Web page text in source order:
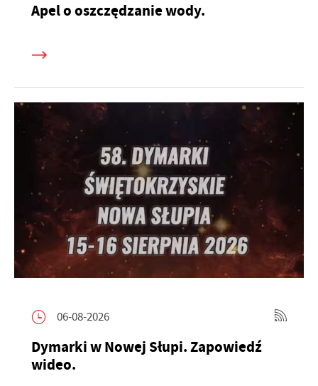
Apel o oszczędzanie wody.
06-08-2026
Dymarki w Nowej Słupi. Zapowiedź
wideo.